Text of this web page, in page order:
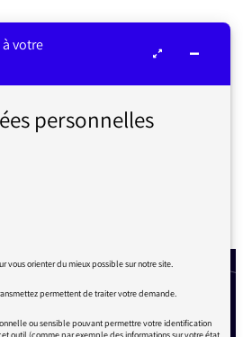
votre
personnelles
vous orienter du mieux possible sur notre site.
permettent de traiter votre demande.
ou sensible pouvant permettre votre identification